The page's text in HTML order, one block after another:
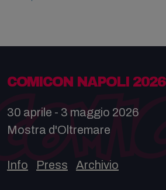
COMICON NAPOLI 2026
30 aprile - 3 maggio 2026
Mostra d'Oltremare
Info Press Archivio